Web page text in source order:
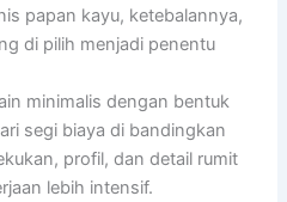
papan kayu, ketebalannya,
di pilih menjadi penentu
minimalis dengan bentuk
segi biaya di bandingkan
profil, dan detail rumit
lebih intensif.